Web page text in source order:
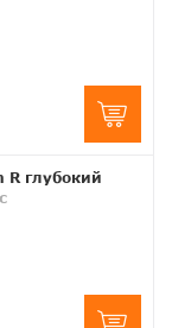
глубокий